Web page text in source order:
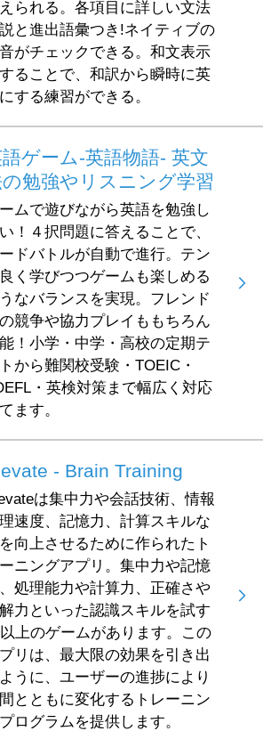
られる。各項目に詳しい文法
と進出語彙つき!ネイティブの
がチェックできる。和文表示
ることで、和訳から瞬時に英
する練習ができる。
ゲーム-英語物語- 英文
勉強やリスニング学習
ムで遊びながら英語を勉強し
！４択問題に答えることで、
ドバトルが自動で進行。テン
く学びつつゲームも楽しめる
なバランスを実現。フレンド
競争や協力プレイももちろん
！小学・中学・高校の定期テ
から難関校受験・TOEIC・
・英検対策まで幅広く対応
ます。
- Brain Training
は集中力や会話技術、情報
速度、記憶力、計算スキルな
向上させるために作られたト
ニングアプリ。集中力や記憶
処理能力や計算力、正確さや
力といった認識スキルを試す
上のゲームがあります。この
リは、最大限の効果を引き出
うに、ユーザーの進捗により
とともに変化するトレーニン
ログラムを提供します。